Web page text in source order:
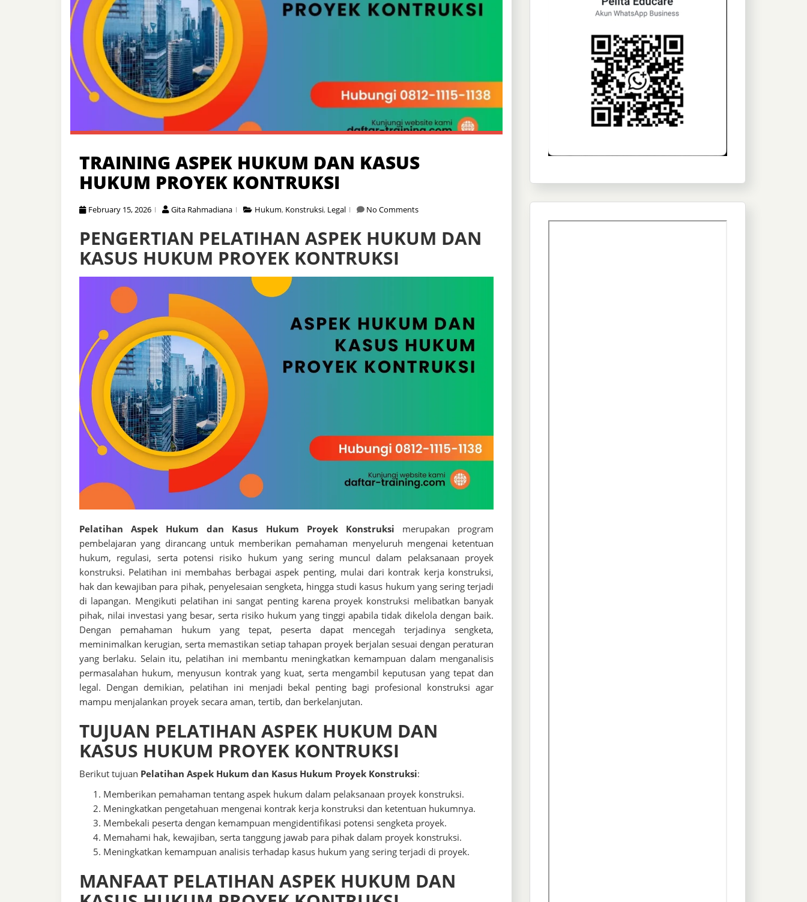
TRAINING ASPEK HUKUM DAN KASUS
HUKUM PROYEK KONTRUKSI
February 15, 2026 Gita Rahmadiana Hukum, Konstruksi, Legal No Comments
PENGERTIAN PELATIHAN ASPEK HUKUM DAN
KASUS HUKUM PROYEK KONTRUKSI
Pelatihan Aspek Hukum dan Kasus Hukum Proyek Konstruksi merupakan program
pembelajaran yang dirancang untuk memberikan pemahaman menyeluruh mengenai ketentuan
hukum, regulasi, serta potensi risiko hukum yang sering muncul dalam pelaksanaan proyek
konstruksi. Pelatihan ini membahas berbagai aspek penting, mulai dari kontrak kerja konstruksi,
hak dan kewajiban para pihak, penyelesaian sengketa, hingga studi kasus hukum yang sering terjadi
di lapangan. Mengikuti pelatihan ini sangat penting karena proyek konstruksi melibatkan banyak
pihak, nilai investasi yang besar, serta risiko hukum yang tinggi apabila tidak dikelola dengan baik.
Dengan pemahaman hukum yang tepat, peserta dapat mencegah terjadinya sengketa,
meminimalkan kerugian, serta memastikan setiap tahapan proyek berjalan sesuai dengan peraturan
yang berlaku. Selain itu, pelatihan ini membantu meningkatkan kemampuan dalam menganalisis
permasalahan hukum, menyusun kontrak yang kuat, serta mengambil keputusan yang tepat dan
legal. Dengan demikian, pelatihan ini menjadi bekal penting bagi profesional konstruksi agar
mampu menjalankan proyek secara aman, tertib, dan berkelanjutan.
TUJUAN PELATIHAN ASPEK HUKUM DAN
KASUS HUKUM PROYEK KONTRUKSI
Berikut tujuan Pelatihan Aspek Hukum dan Kasus Hukum Proyek Konstruksi:
Memberikan pemahaman tentang aspek hukum dalam pelaksanaan proyek konstruksi.
Meningkatkan pengetahuan mengenai kontrak kerja konstruksi dan ketentuan hukumnya.
Membekali peserta dengan kemampuan mengidentifikasi potensi sengketa proyek.
Memahami hak, kewajiban, serta tanggung jawab para pihak dalam proyek konstruksi.
Meningkatkan kemampuan analisis terhadap kasus hukum yang sering terjadi di proyek.
MANFAAT PELATIHAN ASPEK HUKUM DAN